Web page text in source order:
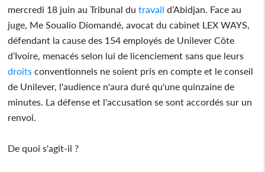
mercredi 18 juin au Tribunal du travail d’Abidjan. Face au
juge, Me Soualio Diomandé, avocat du cabinet LEX WAYS,
défendant la cause des 154 employés de Unilever Côte
d’Ivoire, menacés selon lui de licenciement sans que leurs
droits conventionnels ne soient pris en compte et le conseil
de Unilever, l'audience n'aura duré qu'une quinzaine de
minutes. La défense et l'accusation se sont accordés sur un
renvoi.
De quoi s'agit-il ?